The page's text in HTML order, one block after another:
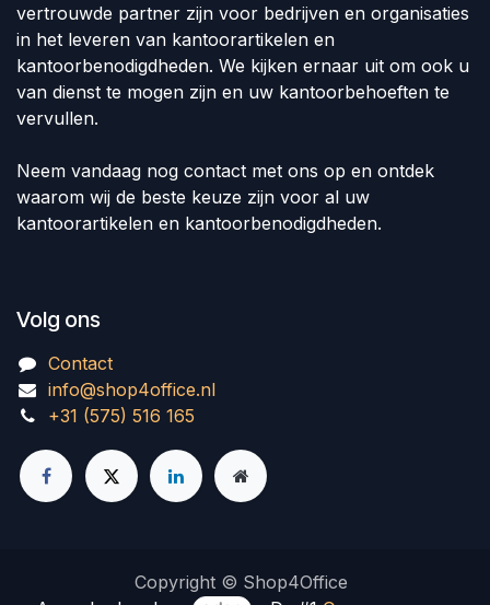
vertrouwde partner zijn voor bedrijven en organisaties
in het leveren van kantoorartikelen en
kantoorbenodigdheden. We kijken ernaar uit om ook u
van dienst te mogen zijn en uw kantoorbehoeften te
vervullen.
Neem vandaag nog contact met ons op en ontdek
waarom wij de beste keuze zijn voor al uw
kantoorartikelen en kantoorbenodigdheden.
Volg ons
Contact
info@shop4office.nl
+31 (575) 516 165
Copyright © Shop4Office